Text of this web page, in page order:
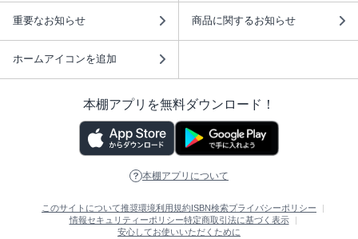
重要なお知らせ 商品に関するお知らせ
ホームアイコンを追加
本棚アプリを無料ダウンロード！
本棚アプリについて
このサイトについて推奨環境利用規約ISBN検索プライバシーポリシー
情報セキュリティーポリシー特定商取引法に基づく表示
安心してお使いいただくために